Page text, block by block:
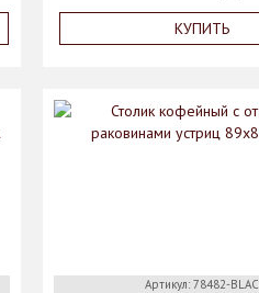
КУПИТЬ
Артикул: 78482-BLAC